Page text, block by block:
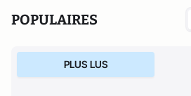
"Changez d'alimentation".
POPULAIRES
PLUS LUS